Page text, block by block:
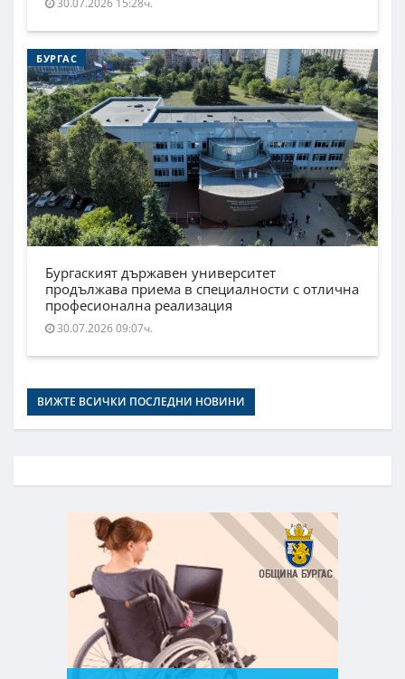
30.07.2026 15:28ч.
БУРГАС
Бургаският държавен университет
продължава приема в специалности с отлична
професионална реализация
30.07.2026 09:07ч.
ВИЖТЕ ВСИЧКИ ПОСЛЕДНИ НОВИНИ